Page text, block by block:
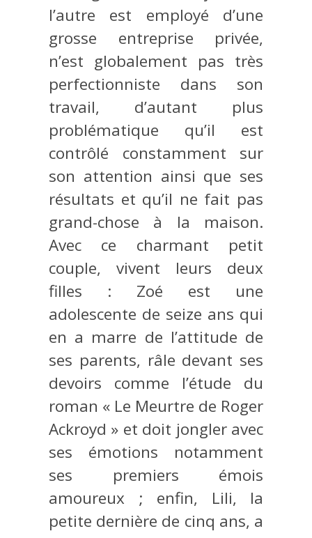
l’autre est employé d’une
grosse entreprise privée,
n’est globalement pas très
perfectionniste dans son
travail, d’autant plus
problématique qu’il est
contrôlé constamment sur
son attention ainsi que ses
résultats et qu’il ne fait pas
grand-chose à la maison.
Avec ce charmant petit
couple, vivent leurs deux
filles : Zoé est une
adolescente de seize ans qui
en a marre de l’attitude de
ses parents, râle devant ses
devoirs comme l’étude du
roman « Le Meurtre de Roger
Ackroyd » et doit jongler avec
ses émotions notamment
ses premiers émois
amoureux ; enfin, Lili, la
petite dernière de cinq ans, a